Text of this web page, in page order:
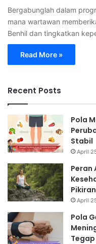
Bergabunglah dalam
mana wartawan
Benhil dan tingkatkan
Read More »
Recent Posts
Pola
Stabil
April
Peran
April
Pola